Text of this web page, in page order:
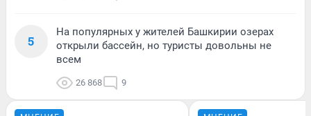
5
На популярных у жителей Башкирии озерах
открыли бассейн, но туристы довольны не
всем
26 868 9